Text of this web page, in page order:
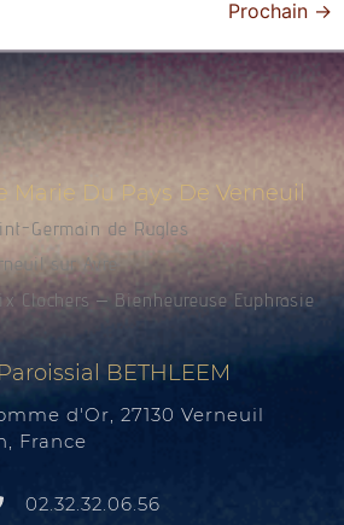
Prochain →
Marie Du Pays De Verneuil
Germain de Rugles
sur Avre
Clochers – Bienheureuse Euphrasie
BETHLEEM
d'Or, 27130 Verneuil
France
02.32.32.06.56